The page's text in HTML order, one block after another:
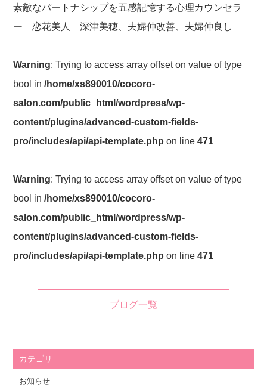
素敵なパートナシップを五感記憶する心理カウンセラ
ー 恋花美人 深津美穂、夫婦仲改善、夫婦仲良し
Warning: Trying to access array offset on value of type
bool in/home/xs890010/cocoro-
salon.com/public_html/wordpress/wp-
content/plugins/advanced-custom-fields-
pro/includes/api/api-template.php on line471
Warning: Trying to access array offset on value of type
bool in/home/xs890010/cocoro-
salon.com/public_html/wordpress/wp-
content/plugins/advanced-custom-fields-
pro/includes/api/api-template.php on line471
ブログ一覧
カテゴリ
お知らせ